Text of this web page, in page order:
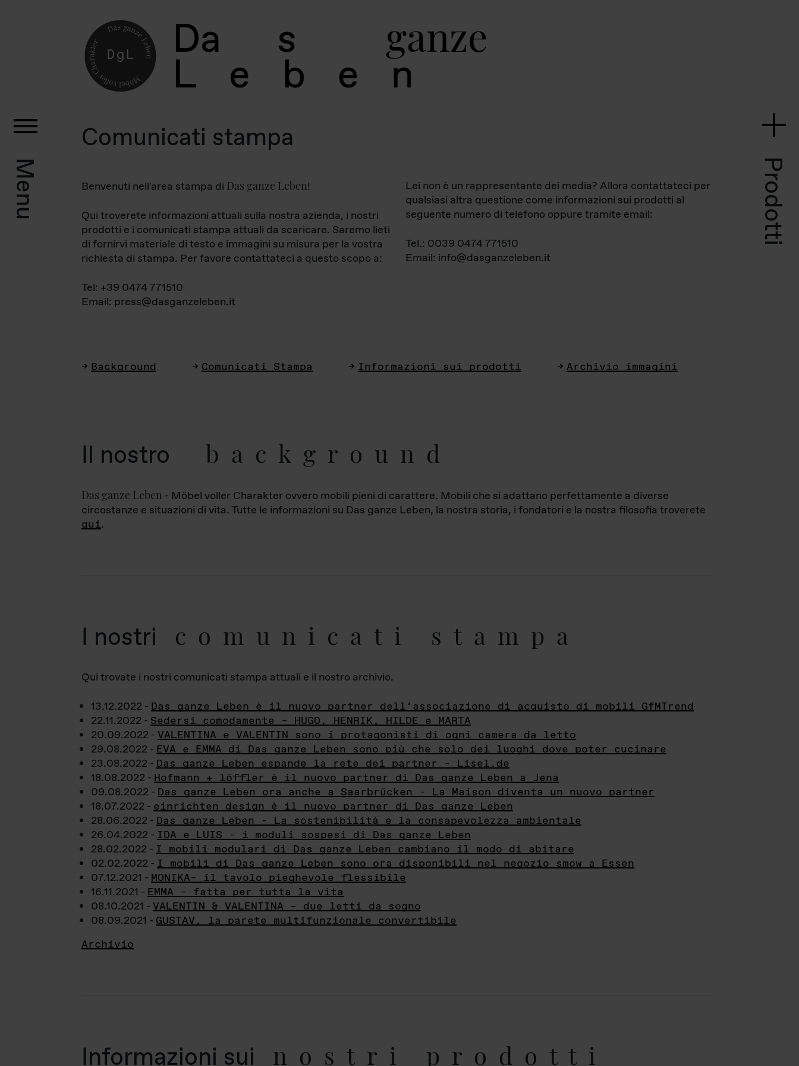
Da s ganz
L e b e
Menu Prodotti
Comunicati stampa
Benvenuti nell'area stampa di Das ganze Leben!
Qui troverete informazioni attuali sulla nostra azienda, i nostri
prodotti e i comunicati stampa attuali da scaricare. Saremo lieti
di fornirvi materiale di testo e immagini su misura per la vostra
richiesta di stampa. Per favore contattateci a questo scopo a:
Tel: +39 0474 771510
Email: press@dasganzeleben.it
Lei non è un rappresentante dei media? Allora contattateci per
qualsiasi altra questione come informazioni sui prodotti al
seguente numero di telefono oppure tramite email:
Tel.: 0039 0474 771510
Email: info@dasganzeleben.it
Background Comunicati Stampa Informazioni sui prodotti Archivio immagini
Il nostro background
Das ganze Leben - Möbel voller Charakter ovvero mobili pieni di carattere. Mobili che si adattano perfettamente a diverse
circostanze e situazioni di vita. Tutte le informazioni su Das ganze Leben, la nostra storia, i fondatori e la nostra filosofia troverete
qui.
I nostri comunicati stampa
Qui trovate i nostri comunicati stampa attuali e il nostro archivio.
13.12.2022 - Das ganze Leben è il nuovo partner dell’associazione di acquisto di mobili GfMTrend
22.11.2022 - Sedersi comodamente – HUGO, HENRIK, HILDE e MARTA
20.09.2022 - VALENTINA e VALENTIN sono i protagonisti di ogni camera da letto
29.08.2022 - EVA e EMMA di Das ganze Leben sono più che solo dei luoghi dove poter cucinare
23.08.2022 - Das ganze Leben espande la rete dei partner - Lisel.de
18.08.2022 - Hofmann + löffler è il nuovo partner di Das ganze Leben a Jena
09.08.2022 - Das ganze Leben ora anche a Saarbrücken - La Maison diventa un nuovo partner
18.07.2022 - einrichten design è il nuovo partner di Das ganze Leben
28.06.2022 - Das ganze Leben - La sostenibilità e la consapevolezza ambientale
26.04.2022 - IDA e LUIS - i moduli sospesi di Das ganze Leben
28.02.2022 - I mobili modulari di Das ganze Leben cambiano il modo di abitare
02.02.2022 - I mobili di Das ganze Leben sono ora disponibili nel negozio smow a Essen
07.12.2021 - MONIKA– il tavolo pieghevole flessibile
16.11.2021 - EMMA – fatta per tutta la vita
08.10.2021 - VALENTIN & VALENTINA – due letti da sogno
08.09.2021 - GUSTAV, la parete multifunzionale convertibile
Archivio
Informazioni sui nostri prodotti